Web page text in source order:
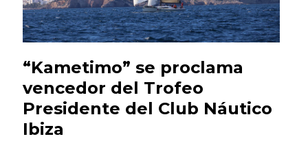
“Kametimo” se proclama
vencedor del Trofeo
Presidente del Club Náutico
Ibiza